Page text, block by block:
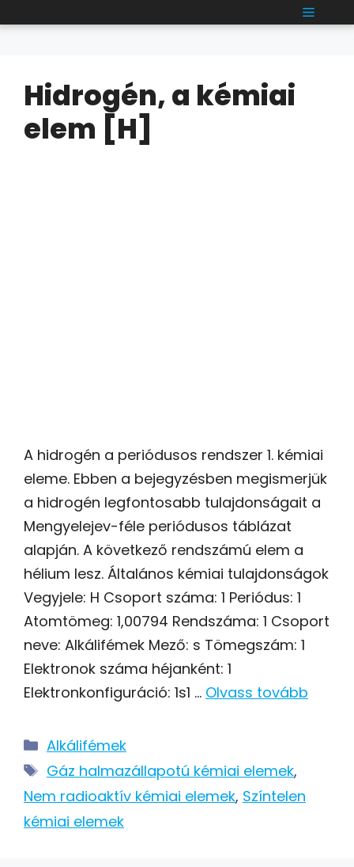
a
MENÜ
Hidrogén, a kémiai
elem [H]
A hidrogén a periódusos rendszer 1. kémiai
eleme. Ebben a bejegyzésben megismerjük
a hidrogén legfontosabb tulajdonságait a
Mengyelejev-féle periódusos táblázat
alapján. A következő rendszámú elem a
hélium lesz. Általános kémiai tulajdonságok
Vegyjele: H Csoport száma: 1 Periódus: 1
Atomtömeg: 1,00794 Rendszáma: 1 Csoport
neve: Alkálifémek Mező: s Tömegszám: 1
Elektronok száma héjanként: 1
Elektronkonfiguráció: 1s1 … Olvass tovább
Kategória
Alkálifémek
Címkék
Gáz halmazállapotú kémiai elemek,
Nem radioaktív kémiai elemek, Színtelen
kémiai elemek